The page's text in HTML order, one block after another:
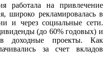
работала на привлечение
широко рекламировалась в
и через социальные сети.
(до 60% годовых) и
в доходные проекты. Как
за счет вкладов